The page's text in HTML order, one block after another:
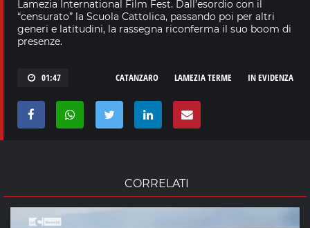
Lamezia International Film Fest. Dall’esordio con il
“censurato” la Scuola Cattolica, passando poi per altri
generi e latitudini, la rassegna riconferma il suo boom di
presenze.
01:47 IN EVIDENZA
LAMEZIA TERME
CATANZARO
CORRELATI